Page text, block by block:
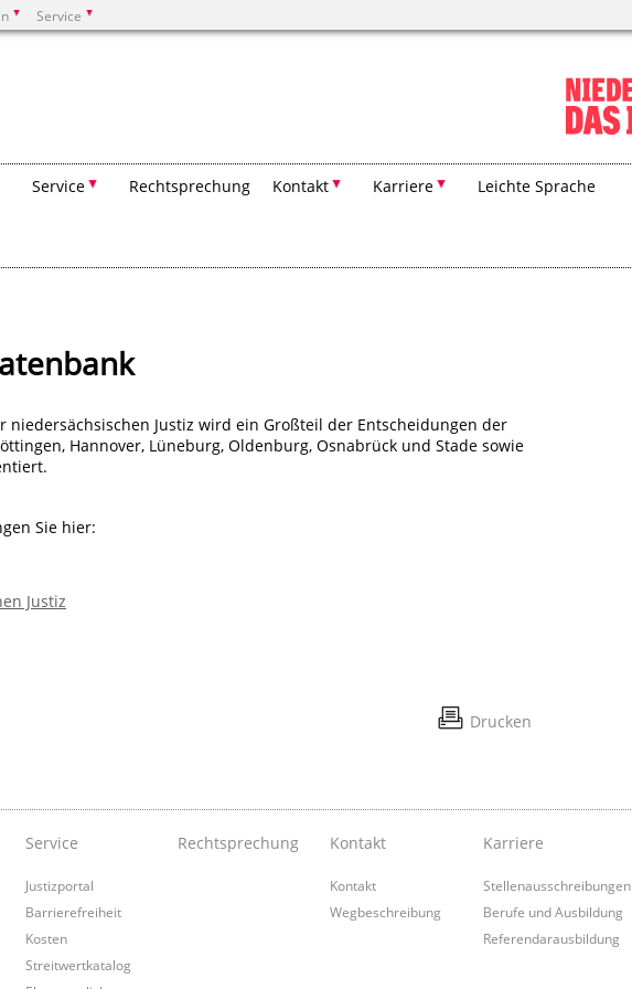
Service
Service Rechtsprechung Kontakt Karriere Leichte Sprache
niedersächsischen Justiz wird ein Großteil der Entscheidungen der
Hannover, Lüneburg, Oldenburg, Osnabrück und Stade sowie
Sie hier:
Justiz
Drucken
Service
Justizportal
Barrierefreiheit
Kosten
Streitwertkatalog
Rechtsprechung Kontakt
Kontakt
Wegbeschreibung
Karriere
Stellenausschreibungen
Berufe und Ausbildung
Referendarausbildung